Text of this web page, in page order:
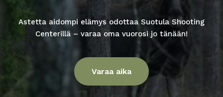
Astetta aidompi elämys odottaa Suotula Shooting
Centerillä – varaa oma vuorosi jo tänään!
Varaa aika